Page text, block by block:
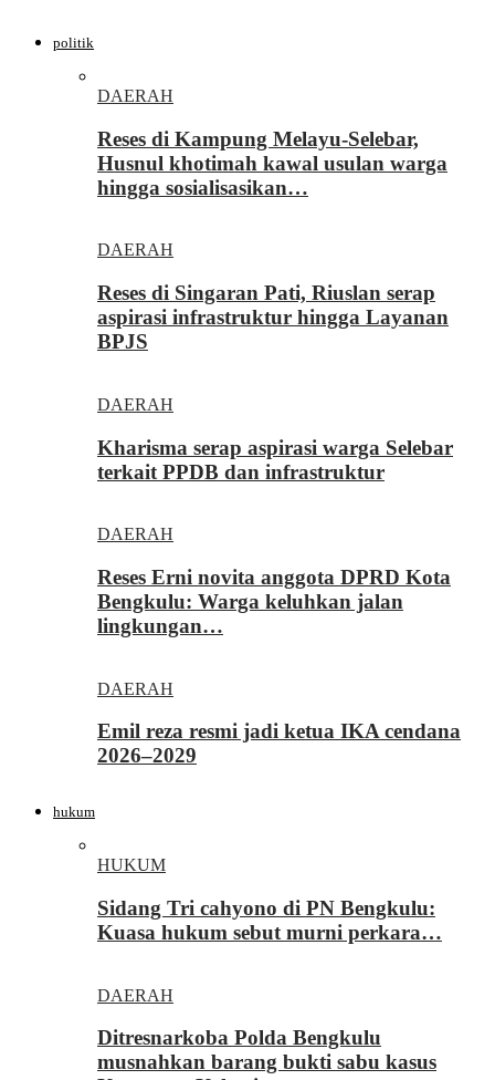
politik
DAERAH
Reses di Kampung Melayu-Selebar,
Husnul khotimah kawal usulan warga
hingga sosialisasikan…
DAERAH
Reses di Singaran Pati, Riuslan serap
aspirasi infrastruktur hingga Layanan
BPJS
DAERAH
Kharisma serap aspirasi warga Selebar
terkait PPDB dan infrastruktur
DAERAH
Reses Erni novita anggota DPRD Kota
Bengkulu: Warga keluhkan jalan
lingkungan…
DAERAH
Emil reza resmi jadi ketua IKA cendana
2026–2029
hukum
HUKUM
Sidang Tri cahyono di PN Bengkulu:
Kuasa hukum sebut murni perkara…
DAERAH
Ditresnarkoba Polda Bengkulu
musnahkan barang bukti sabu kasus